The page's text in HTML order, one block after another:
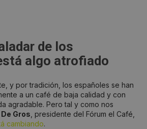
de los
algo atrofiado
y por tradición, los españoles se han
a un café de baja calidad y con
agradable. Pero tal y como nos
Gros , presidente del Fórum el Café,
cambiando.